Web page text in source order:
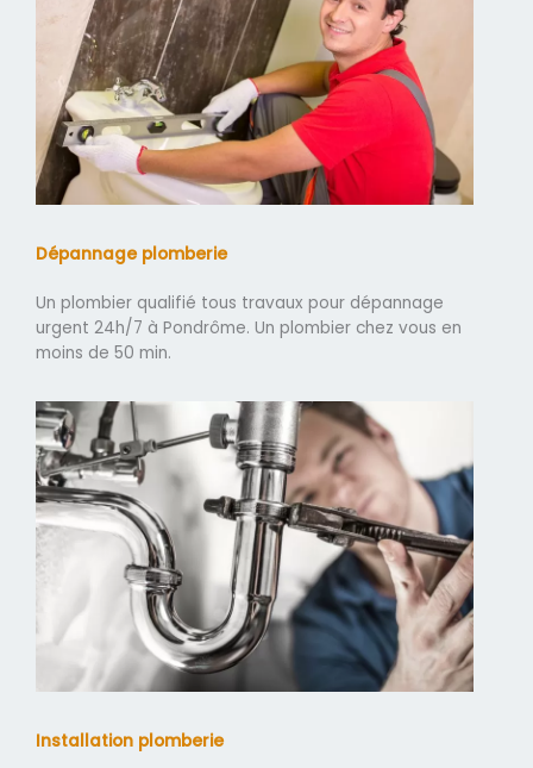
Dépannage plomberie
Un plombier qualifié tous travaux pour dépannage
urgent 24h/7 à Pondrôme. Un plombier chez vous en
moins de 50 min.
Installation plomberie